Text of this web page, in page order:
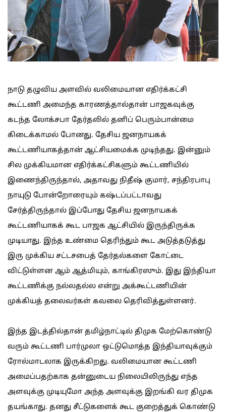
நாடு தழுவிய அளவில் வலிமையான எதிர்க்கட்சி
கூட்டணி அமைந்த காரணத்தால்தான் பாஜகவுக்கு
கடந்த லோக்சபா தேர்தலில் தனிப் பெரும்பான்மை
கிடைக்காமல் போனது. தேசிய ஜனநாயகக்
கூட்டணியாகத்தான் ஆட்சியமைக்க முடிந்தது. இன்னும்
சில முக்கியமான எதிர்க்கட்சிகளும் கூட்டணியில்
இணைந்திருந்தால், அதாவது நிதீஷ் குமார், சந்திரபாபு
நாயுடு போன்றோரையும் கஷ்டப்பட்டாவது
சேர்த்திருந்தால் இப்போது தேசிய ஜனநாயகக்
கூட்டணியாகக் கூட பாஜக ஆட்சியில் இருந்திருக்க
முடியாது. இந்த உண்மை தெரிந்தும் கூட அடுத்தடுத்து
இரு முக்கிய சட்டசபைத் தேர்தல்களை கோட்டை
விட்டுள்ளன ஆம் ஆத்மியும், காங்கிரஸும். இது இந்தியா
கூட்டணிக்கு நல்லதல்ல என்று அக்கூட்டணியின்
முக்கியத் தலைவர்கள் கவலை தெரிவித்துள்ளனர்.
இந்த இடத்தில்தான் தமிழ்நாட்டில் திமுக மேற்கொண்டு
வரும் கூட்டணி பார்முலா ஒட்டுமொத்த இந்தியாவுக்கும்
ரோல்மாடலாக இருக்கிறது. வலிமையான கூட்டணி
அமைப்பதற்காக தன்னுடைய நிலையிலிருந்து எந்த
அளவுக்கு முடியுமோ அந்த அளவுக்கு இறங்கி வர திமுக
தயங்காது. தனது சீட்டுகளைக் கூட குறைத்துக் கொண்டு